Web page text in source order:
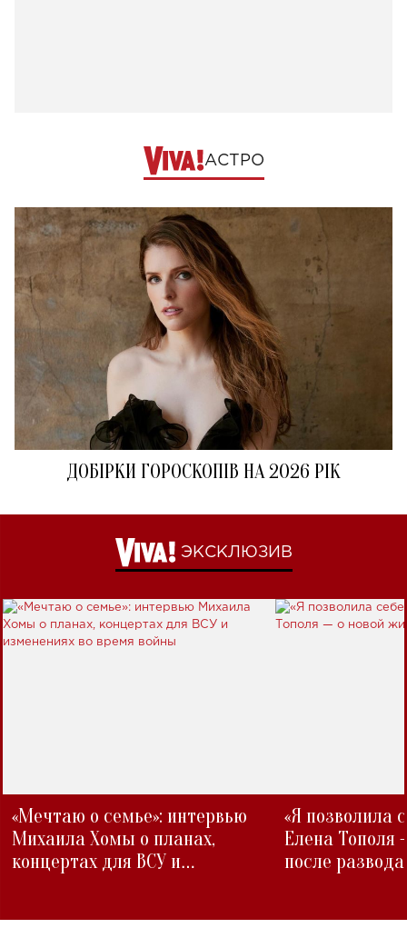
АСТРО
ДОБІРКИ ГОРОСКОПІВ НА 2026 РІК
ЭКСКЛЮЗИВ
«Мечтаю о семье»: интервью
Михаила Хомы о планах,
концертах для ВСУ и
«Я позволила
Елена Тополя
после развода